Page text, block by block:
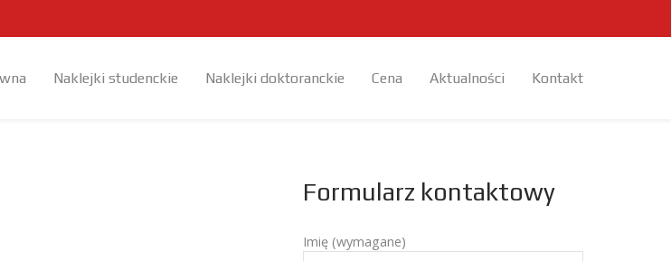
Naklejki studenckie Naklejki doktoranckie Cena Aktualności Kontakt
Formularz kontaktowy
Imię (wymagane)